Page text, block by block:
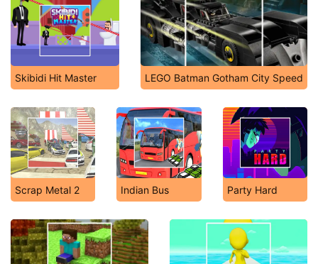
Skibidi Hit Master LEGO Batman Gotham City Speed
Scrap Metal 2 Indian Bus Party Hard